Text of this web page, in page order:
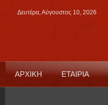
Δευτέρα, Αύγουστος 10, 2026
ΑΡΧΙΚΗ ΕΤΑΙΡΙΑ